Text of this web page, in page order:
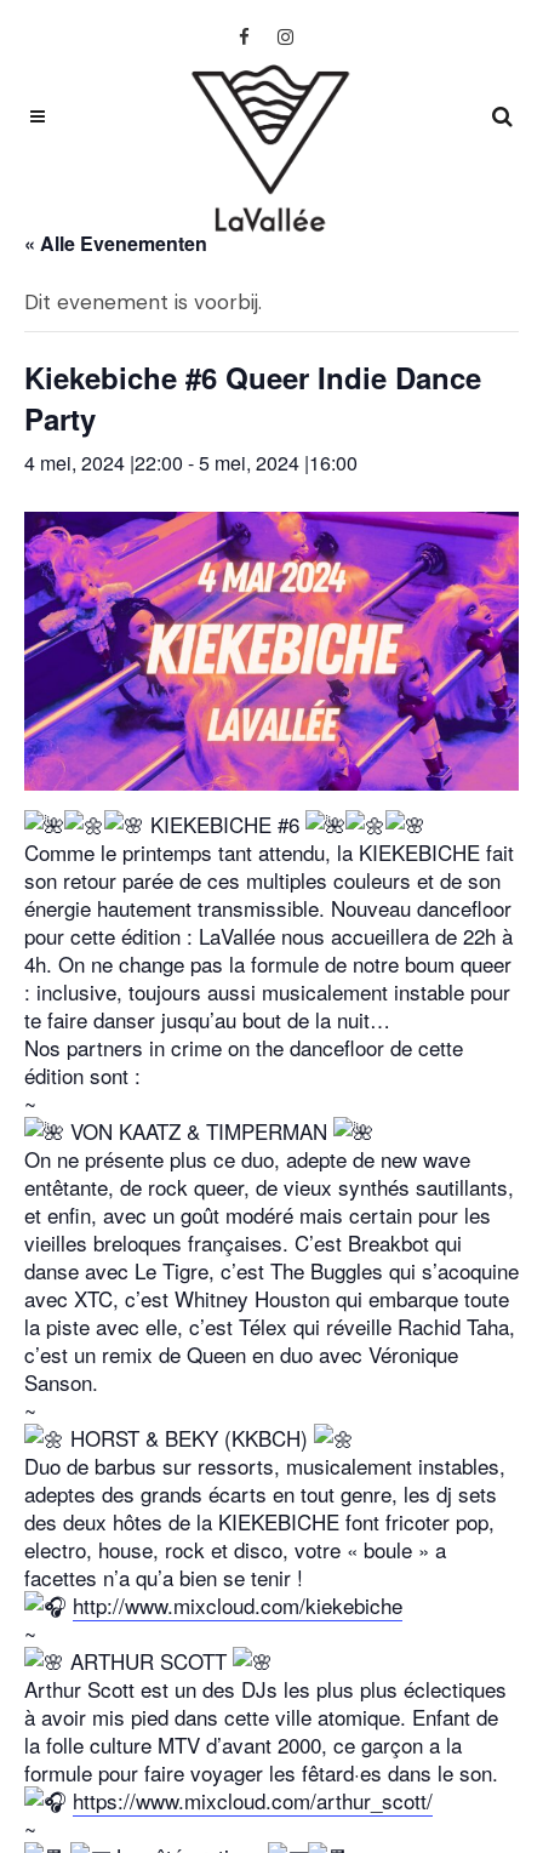
« Alle Evenementen
Dit evenement is voorbij.
Kiekebiche #6 Queer Indie Dance
Party
4 mei, 2024 |22:00 -5 mei, 2024 |16:00
KIEKEBICHE #6
Comme le printemps tant attendu, la KIEKEBICHE fait
son retour parée de ces multiples couleurs et de son
énergie hautement transmissible. Nouveau dancefloor
pour cette édition : LaVallée nous accueillera de 22h à
4h. On ne change pas la formule de notre boum queer
: inclusive, toujours aussi musicalement instable pour
te faire danser jusqu’au bout de la nuit…
Nos partners in crime on the dancefloor de cette
édition sont :
~
VON KAATZ & TIMPERMAN
On ne présente plus ce duo, adepte de new wave
entêtante, de rock queer, de vieux synthés sautillants,
et enfin, avec un goût modéré mais certain pour les
vieilles breloques françaises. C’est Breakbot qui
danse avec Le Tigre, c’est The Buggles qui s’acoquine
avec XTC, c’est Whitney Houston qui embarque toute
la piste avec elle, c’est Télex qui réveille Rachid Taha,
c’est un remix de Queen en duo avec Véronique
Sanson.
~
HORST & BEKY (KKBCH)
Duo de barbus sur ressorts, musicalement instables,
adeptes des grands écarts en tout genre, les dj sets
des deux hôtes de la KIEKEBICHE font fricoter pop,
electro, house, rock et disco, votre « boule » a
facettes n’a qu’a bien se tenir !
http://www.mixcloud.com/kiekebiche
~
ARTHUR SCOTT
Arthur Scott est un des DJs les plus plus éclectiques
à avoir mis pied dans cette ville atomique. Enfant de
la folle culture MTV d’avant 2000, ce garçon a la
formule pour faire voyager les fêtard·es dans le son.
https://www.mixcloud.com/arthur_scott/
~